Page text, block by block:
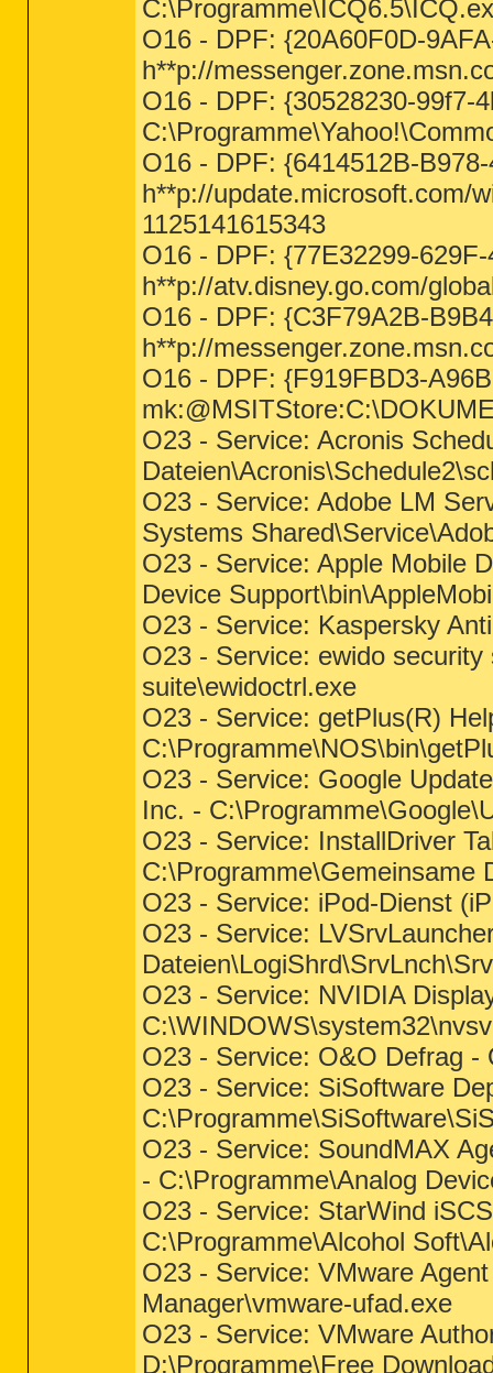
O16 - DPF: {20A60F0D-
h**p://
O16 - DPF: {30528230-99f7-
O16 - DPF: {6414512B-
h**p://update.microsoft.com/
1125141615343
O16 - DPF: {77E32299-
h**p://atv.disney.go.com/
O16 - DPF: {C3F79A2B-
h**p://
O16 - DPF: {F919FBD3-
O23 - Service: Acronis
O23 - Service: Adobe LM
Systems
O23 - Service: Apple Mobile
Device
O23 - Service: Kaspersky
O23 - Service: ewido
suite\ewidoctrl.exe
O23 - Service: getPlus(R)
O23 - Service: Google
Inc. -
O23 - Service: InstallDriver
C:\Programme\Gemeinsame
O23 - Service: iPod-Dienst
O23 - Service:
O23 - Service: NVIDIA
O23 - Service: O&O Defrag
O23 - Service: SiSoftware
O23 - Service: SoundMAX
- C:\Programme\Analog
O23 - Service: StarWind
C:\Programme\Alcohol
O23 - Service: VMware
Manager\vmware-ufad.exe
O23 - Service: VMware
D:\Programme\Free